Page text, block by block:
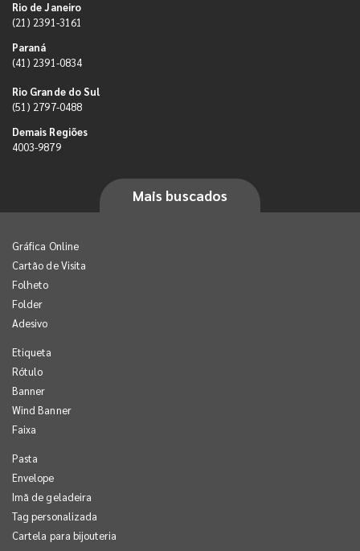
Rio de Janeiro
(21) 2391-3161
Paraná
(41) 2391-0834
Rio Grande do Sul
(51) 2797-0488
Demais Regiões
4003-9879
Mais buscados
Gráfica Online
Cartão de Visita
Folheto
Folder
Adesivo
Etiqueta
Rótulo
Banner
Wind Banner
Faixa
Pasta
Envelope
Imã de geladeira
Tag personalizada
Cartela para bijouteria